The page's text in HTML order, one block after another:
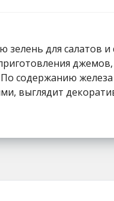
зелень для салатов
содержанию
выглядит